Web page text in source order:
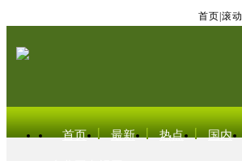
首页 滚动
首页 最新 热点 国内